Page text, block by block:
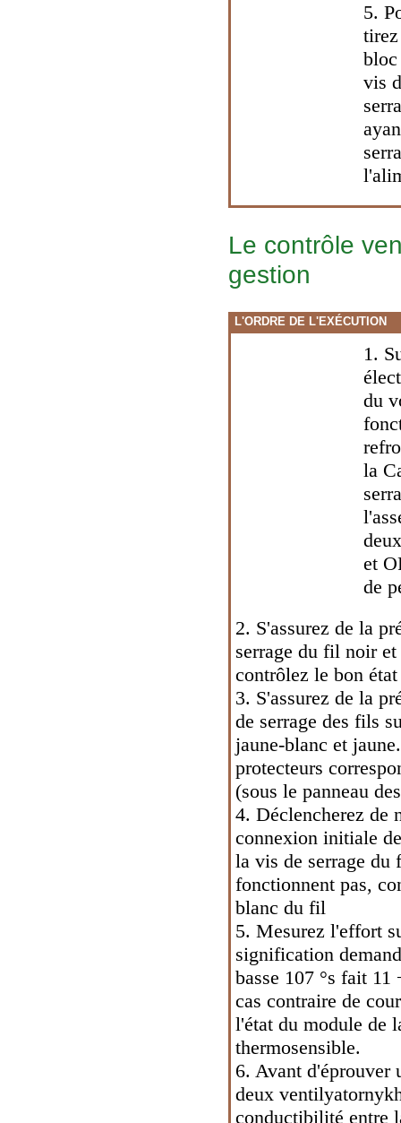
5.
bloc
vis
Le contrôle
gestion
L'ORDRE DE L'EXÉCUTION
1.
du
la
et
de
2. S'assurez de la
serrage du fil noir
contrôlez le bon
3. S'assurez de la
de serrage des fils
jaune-blanc et
protecteurs
(sous le panneau
4. Déclencherez de
connexion initiale
la vis de serrage du
fonctionnent pas,
blanc du fil
5. Mesurez l'effort
signification
basse 107 °s fait
cas contraire de
l'état du module de
thermosensible.
6. Avant d'éprouver
deux
conductibilité entre